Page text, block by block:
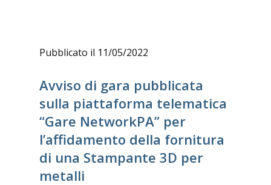
Pubblicato il 11/05/2022
Avviso di gara pubblicata
sulla piattaforma telematica
“Gare NetworkPA” per
l’affidamento della fornitura
di una Stampante 3D per
metalli